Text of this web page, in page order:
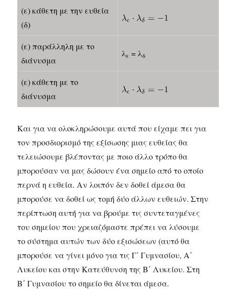
(ε) κάθετη με την ευθεία
(δ)
(ε) παράλληλη με το
διάνυσμα
λε = λδ
(ε) κάθετη με το
διάνυσμα
Και για να ολοκληρώσουμε αυτά που είχαμε πει για
τον προσδιορισμό της εξίσωσης μιας ευθείας θα
τελειώσουμε βλέποντας με ποιο άλλο τρόπο θα
μπορούσαν να μας δώσουν ένα σημείο από το οποίο
περνά η ευθεία. Αν λοιπόν δεν δοθεί άμεσα θα
μπορούσε να δοθεί ως τομή δύο άλλων ευθειών. Στην
περίπτωση αυτή για να βρούμε τις συντεταγμένες
του σημείου που χρειαζόμαστε πρέπει να λύσουμε
το σύστημα αυτών των δύο εξισώσεων (αυτό θα
μπορούσε να γίνει μόνο για τις Γ΄ Γυμνασίου, Α΄
Λυκείου και στην Κατεύθυνση της Β΄ Λυκείου. Στη
Β΄ Γυμνασίου το σημείο θα δίνεται άμεσα.